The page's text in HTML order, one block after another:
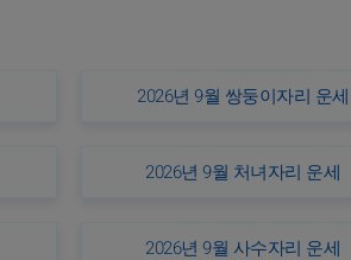
2026년 9월 쌍둥이자리 운세
2026년 9월 처녀자리 운세
2026년 9월 사수자리 운세